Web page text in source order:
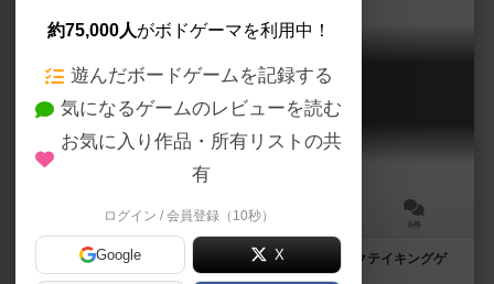
セントパトリック
St Patrick
20～40分 6件
ハーツとオーヘルを合わせたようなシンプルなトリックテイキングゲ
ーム。
約75,000人がボドゲーマを利用中！
遊んだボードゲームを記録する
気になるゲームのレビューを読む
お気に入り作品・所有リストの共
有
ログイン / 会員登録（10秒）
Google X